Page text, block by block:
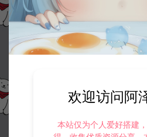
欢迎访问阿
本站仅为个人爱好搭建